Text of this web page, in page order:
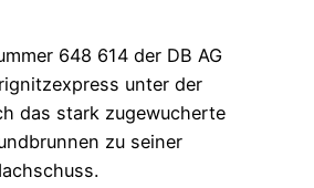
648 614 der DB AG
unter der
das stark zugewucherte
zu seiner